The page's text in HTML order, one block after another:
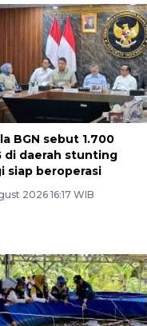
BGN sebut 1.700
di daerah stunting
siap beroperasi
2026 16:17 WIB